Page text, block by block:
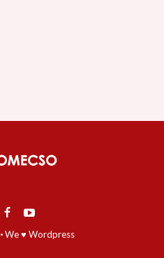
·We ♥ Wordpress